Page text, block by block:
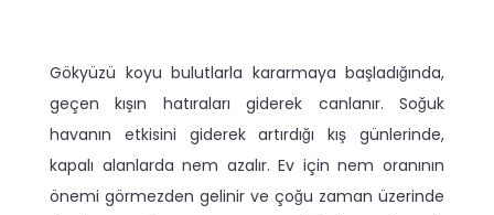
Gökyüzü koyu bulutlarla kararmaya başladığında,
geçen kışın hatıraları giderek canlanır. Soğuk
havanın etkisini giderek artırdığı kış günlerinde,
kapalı alanlarda nem azalır. Ev için nem oranının
önemi görmezden gelinir ve çoğu zaman üzerinde